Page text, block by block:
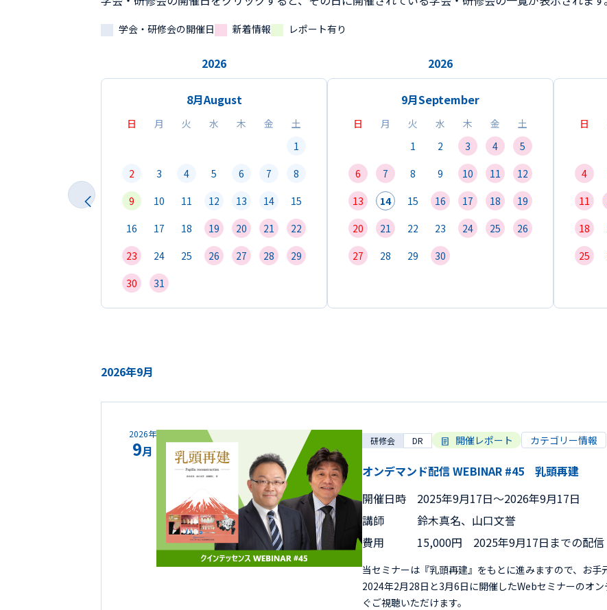
学会・研修会の開催日 新着情報 レポート有り
2026
8月August
日 月 火 水 木 金
土
1
2
3 4 5 6 7
8
9
10 11 12 13 14
15
16
17 18 19 20 21
22
23
24 25 26 27 28
29
30
31
2026
9月September
日 月 火 水 木 金
土
1
2 3 4
5
6
7 8 9 10 11
12
13
14 15 16 17 18
19
20
21 22 23 24 25
26
27
28 29 30
日
4
11
18
25
2026年9月
2026年
9月
研修会 DR 開催レポート カテゴリー情報
オンデマンド配信 WEBINAR #45 乳頭再建
開催日時
2025年9月17日〜2026年9月17日
講師
鈴木真名、山口文誉
費用
15,000円 2025年9月17日までの配信
当セミナーは『乳頭再建』をもとに進みますので、お手
2024年2月28日と3月6日に開催したWebセミナーのオ
ぐご視聴いただけます。